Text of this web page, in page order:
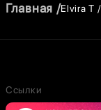
Главная Elvira T
Ссылки